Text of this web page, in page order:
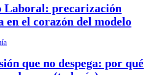
Laboral: precarización
en el corazón del modelo
que no despega: por qué